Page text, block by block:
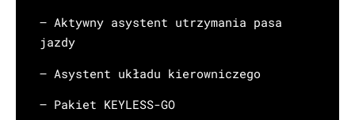
– Aktywny asystent utrzymania pasa
jazdy
– Asystent układu kierowniczego
– Pakiet KEYLESS-GO